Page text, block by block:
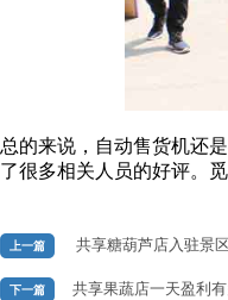
总的来说，自动售货机还
了很多相关人员的好评。
上一篇 共享糖葫芦店入驻景
下一篇 共享果蔬店一天盈利有